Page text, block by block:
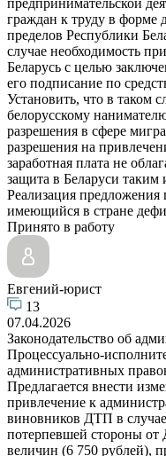
граждан к труду в форме
пределов Республики
случае необходимость
Беларусь с целью
его подписание по
Установить, что в таком
белорусскому
разрешения в сфере
разрешения на
заработная плата не
защита в Беларуси
Реализация предложения
имеющийся в стране
Принято в работу
Евгений-юрист
13
07.04.2026
Законодательство об
Процессуально-
административных
Предлагается внести
привлечение к
виновников ДТП в
потерпевшей стороны
величин (6 750 рублей),